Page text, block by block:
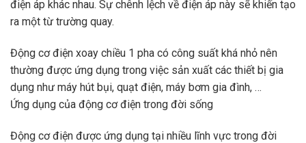
điện áp khác nhau. Sự chênh lệch về điện áp này sẽ khiến tạo
ra một từ trường quay.
Động cơ điện xoay chiều 1 pha có công suất khá nhỏ nên
thường được ứng dụng trong việc sản xuất các thiết bị gia
dụng như máy hút bụi, quạt điện, máy bơm gia đình, …
Ứng dụng của động cơ điện trong đời sống
Động cơ điện được ứng dụng tại nhiều lĩnh vực trong đời